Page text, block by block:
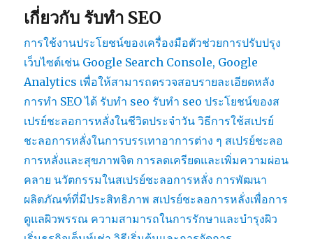
เกี่ยวกับ รับทำ SEO
การใช้งานประโยชน์ของเครื่องมือตัวช่วยการปรับปรุง
เว็บไซต์เช่น Google Search Console, Google
Analytics เพื่อให้สามารถตรวจสอบรายละเอียดหลัง
การทำ SEO ได้ รับทำ seo รับทำ seo ประโยชน์ของส
เปรย์ชะลอการหลั่งในชีวิตประจำวัน วิธีการใช้สเปรย์
ชะลอการหลั่งในการบรรเทาอาการต่าง ๆ สเปรย์ชะลอ
การหลั่งและสุขภาพจิต การลดเครียดและเพิ่มความผ่อน
คลาย นวัตกรรมในสเปรย์ชะลอการหลั่ง การพัฒนา
ผลิตภัณฑ์ที่มีประสิทธิภาพ สเปรย์ชะลอการหลั่งเพื่อการ
ดูแลผิวพรรณ ความสามารถในการรักษาและบำรุงผิว